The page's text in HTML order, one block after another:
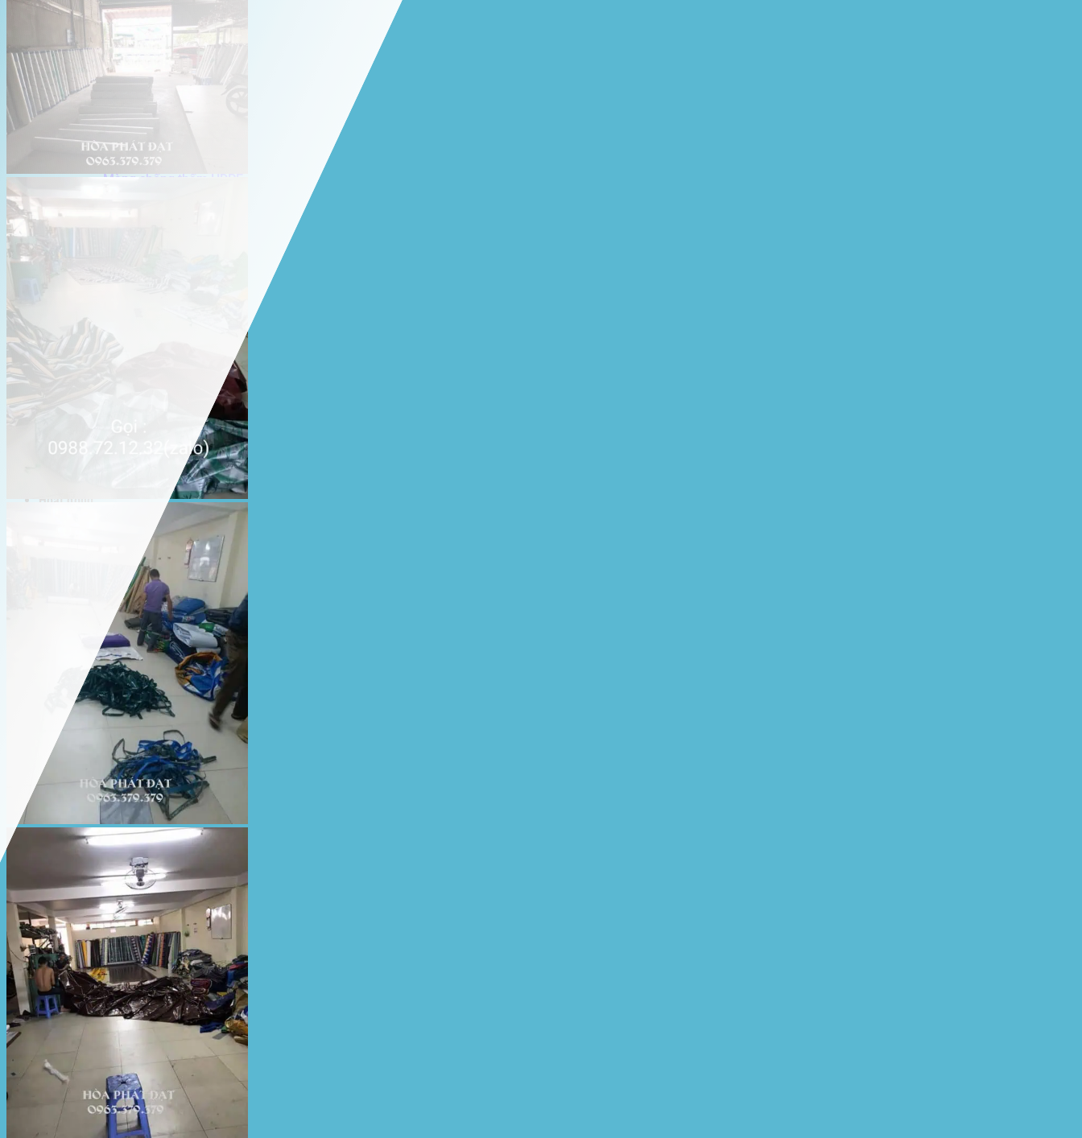
Giới thiệu Hòa Phát Đạt
Sản Phẩm
Sản Phẩm Bạt Che Ngoài Trời
Bạt che nắng mưa
Bạt kéo ngoài trời
Bạt che tự cuốn
Bạt nhựa xanh cam
Bạt sọc 3 màu
Bạt nhựa giá rẻ
Bạt lót ao hồ
Bạt nhựa đen HDPE
Màng chống thấm HDPE
Sản Phẩm Mái Che Di Động
Mái hiên di động
Motor kéo bạt che
Dự Án Hòa Phát Đạt
Lưới che nắng
Bạt Kéo Quán Cafe
Thi Công Mái Xếp Hà Nội
Thi Công Mái Xếp TPHCM
Thi Công Mái Xếp Bình Dương
Thi Công Mái Xếp Biên Hòa
Hoạt động
May bạt mái che
Thi công bạt lót lồ
Thay bạt áo dù
Thay bạt mái che
Thi công mái tôn
Tuyển Dụng Hòa Phát Đạt
Liên hệ Hòa Phát Đạt
kiếm: